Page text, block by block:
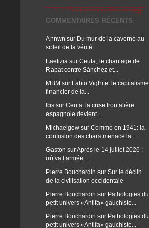
COMMENTAIRES RÉCENTS
Annwn sur Du mur de la caverne au
soleil de la vérité
Laetizia sur Ceuta, le chantage de
Rabat contre Sánchez et...
MBM sur Fabio Vighi et le capitalisme
financier de la...
lbs sur Ceuta: la crise frontalière
espagnole devient...
Michaelgow sur Comme en 1941: la
confusion des chars menace la...
Gaston surAprès le 14 juillet 2026 :
où va l’armée...
Pierre Bouchardin sur Sur le déclin
de la civilisation occidentale
Pierre Bouchardin sur Pathologies du
petit univers «Antifa» gauchiste...
Pierre Bouchardin sur Pathologies du
petit univers «Antifa» gauchiste...